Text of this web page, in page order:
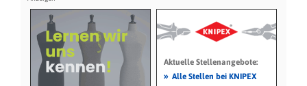
Aktuelle Stellenangebote:
» Alle Stellen bei KNIPEX